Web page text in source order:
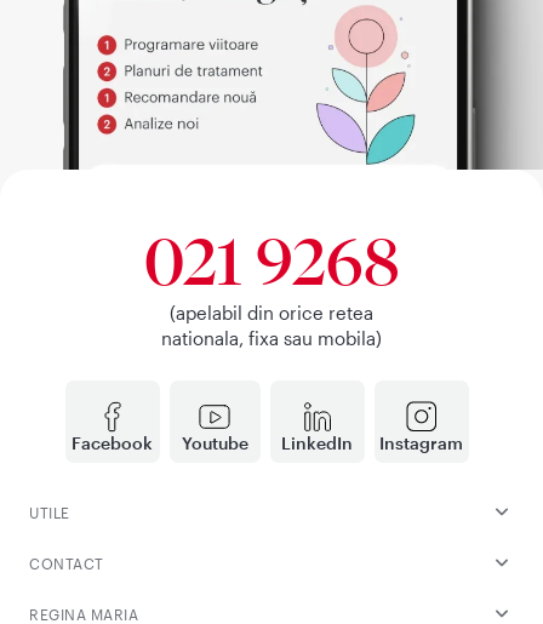
Facebook Youtube LinkedIn Instagram
021 9268
(apelabil din orice retea
nationala, fixa sau mobila)
UTILE
CONTACT
REGINA MARIA